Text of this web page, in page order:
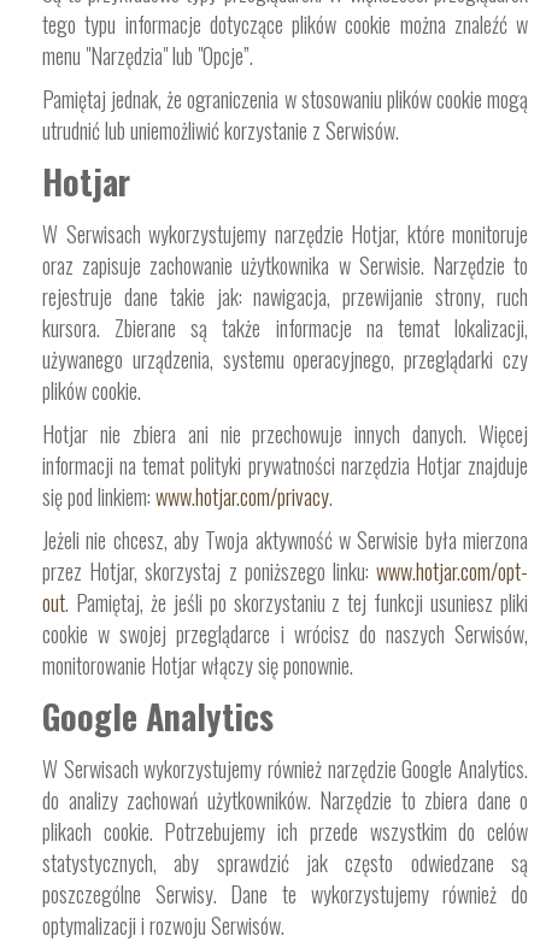
tego typu informacje dotyczące plików cookie można znaleźć w
menu "Narzędzia" lub "Opcje”.
Pamiętaj jednak, że ograniczenia w stosowaniu plików cookie mogą
utrudnić lub uniemożliwić korzystanie z Serwisów.
Hotjar
W Serwisach wykorzystujemy narzędzie Hotjar, które monitoruje
oraz zapisuje zachowanie użytkownika w Serwisie. Narzędzie to
rejestruje dane takie jak: nawigacja, przewijanie strony, ruch
kursora. Zbierane są także informacje na temat lokalizacji,
używanego urządzenia, systemu operacyjnego, przeglądarki czy
plików cookie.
Hotjar nie zbiera ani nie przechowuje innych danych. Więcej
informacji na temat polityki prywatności narzędzia Hotjar znajduje
się pod linkiem:www.hotjar.com/privacy.
Jeżeli nie chcesz, aby Twoja aktywność w Serwisie była mierzona
przez Hotjar, skorzystaj z poniższego linku: www.hotjar.com/opt-
out. Pamiętaj, że jeśli po skorzystaniu z tej funkcji usuniesz pliki
cookie w swojej przeglądarce i wrócisz do naszych Serwisów,
monitorowanie Hotjar włączy się ponownie.
Google Analytics
W Serwisach wykorzystujemy również narzędzie Google Analytics.
do analizy zachowań użytkowników. Narzędzie to zbiera dane o
plikach cookie. Potrzebujemy ich przede wszystkim do celów
statystycznych, aby sprawdzić jak często odwiedzane są
poszczególne Serwisy. Dane te wykorzystujemy również do
optymalizacji i rozwoju Serwisów.